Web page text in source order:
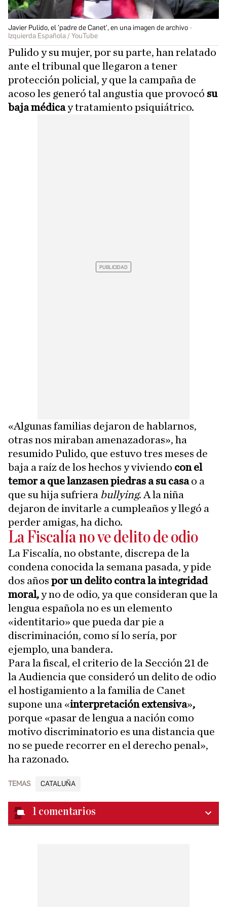
Javier Pulido, el 'padre de Canet', en una imagen de archivo
Izquierda Española / YouTube
Pulido y su mujer, por su parte, han relatado
ante el tribunal que llegaron a tener
protección policial, y que la campaña de
acoso les generó tal angustia que provocó su
baja médicay tratamiento psiquiátrico.
«Algunas familias dejaron de hablarnos,
otras nos miraban amenazadoras», ha
resumido Pulido, que estuvo tres meses de
baja a raíz de los hechos y viviendo con el
temor a que lanzasen piedras a su casao a
que su hija sufriera bullying. A la niña
dejaron de invitarle a cumpleaños y llegó a
perder amigas, ha dicho.
La Fiscalía no ve delito de odio
La Fiscalía, no obstante, discrepa de la
condena conocida la semana pasada, y pide
dos años por un delito contra la integridad
moral,y no de odio, ya que consideran que la
lengua española no es un elemento
«identitario» que pueda dar pie a
discriminación, como sí lo sería, por
ejemplo, una bandera.
Para la fiscal, el criterio de la Sección 21 de
la Audiencia que consideró un delito de odio
el hostigamiento a la familia de Canet
supone una «interpretación extensiva»,
porque «pasar de lengua a nación como
motivo discriminatorio es una distancia que
no se puede recorrer en el derecho penal»,
ha razonado.
TEMAS CATALUÑA
1 comentarios